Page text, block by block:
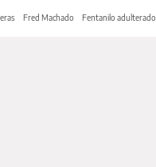
Fred Machado Fentanilo adulterado